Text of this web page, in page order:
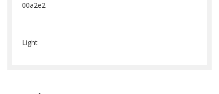
00a2e2
Light